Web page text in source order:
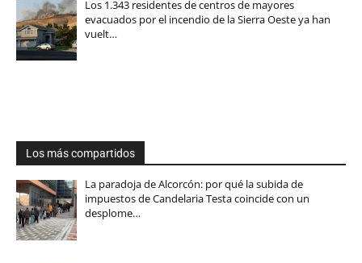
Los 1.343 residentes de centros de mayores
evacuados por el incendio de la Sierra Oeste ya han
vuelt…
Los más compartidos
La paradoja de Alcorcón: por qué la subida de
impuestos de Candelaria Testa coincide con un
desplome…